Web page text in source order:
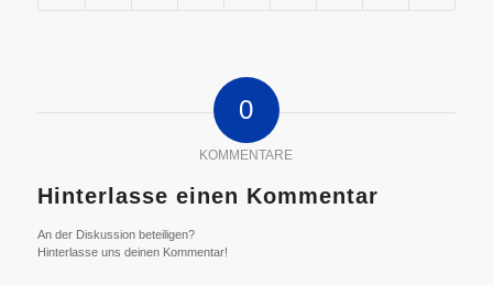
0
KOMMENTARE
Hinterlasse einen Kommentar
An der Diskussion beteiligen?
Hinterlasse uns deinen Kommentar!